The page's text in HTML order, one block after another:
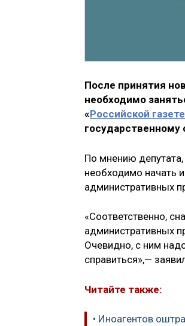
После принятия
необходимо
«Российской газете
государственному
По мнению
необходимо начать
административных
«Соответственно,
административных
Очевидно, с ним
справиться»,—
Читайте также:
• Иноагентов